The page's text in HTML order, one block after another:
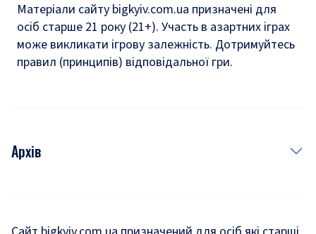
Матеріали сайту bigkyiv.com.ua призначені для
осіб старше 21 року (21+). Участь в азартних іграх
може викликати ігрову залежність. Дотримуйтесь
правил (принципів) відповідальної гри.
Архів